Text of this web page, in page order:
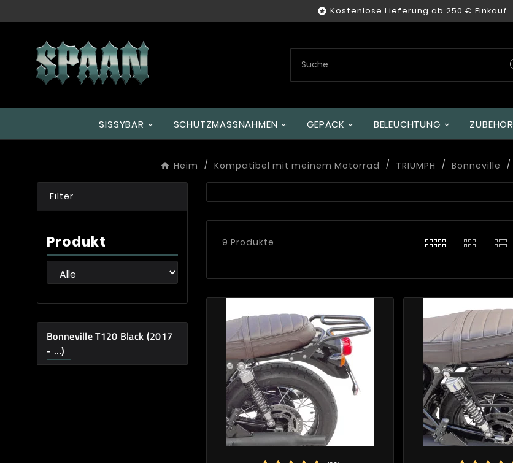
 Kostenlose Lieferung ab 250 € Einkauf
SISSYBAR SCHUTZMASSNAHMEN GEPÄCK BELEUCHTUNG ZUBEHÖR
Heim Kompatibel mit meinem Motorrad TRIUMPH Bonneville
Filter
Produkt
Bonneville T120 Black (2017
- …)
9 Produkte